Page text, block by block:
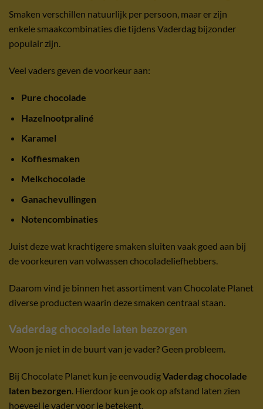
Smaken verschillen natuurlijk per persoon, maar er zijn
enkele smaakcombinaties die tijdens Vaderdag bijzonder
populair zijn.
Veel vaders geven de voorkeur aan:
Pure chocolade
Hazelnootpraliné
Karamel
Koffiesmaken
Melkchocolade
Ganachevullingen
Notencombinaties
Juist deze wat krachtigere smaken sluiten vaak goed aan bij
de voorkeuren van volwassen chocoladeliefhebbers.
Daarom vind je binnen het assortiment van Chocolate Planet
diverse producten waarin deze smaken centraal staan.
Vaderdag chocolade laten bezorgen
Woon je niet in de buurt van je vader? Geen probleem.
Bij Chocolate Planet kun je eenvoudigVaderdag chocolade
laten bezorgen. Hierdoor kun je ook op afstand laten zien
hoeveel je vader voor je betekent.